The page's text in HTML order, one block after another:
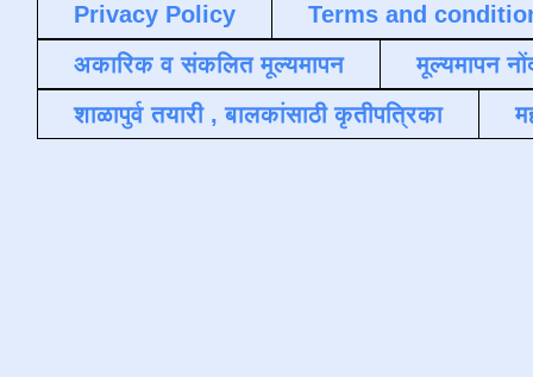
Privacy Policy
Terms and
अकारिक व संकलित मूल्यमापन
मूल्यमापन
शाळापुर्व तयारी , बालकांसाठी कृतीपत्रिका